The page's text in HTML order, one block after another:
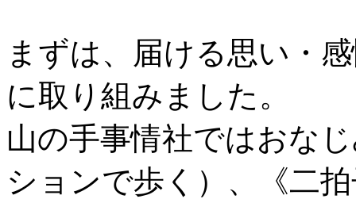
まずは、届ける思い・
に取り組みました。
山の手事情社ではおな
ションで歩く）、《二